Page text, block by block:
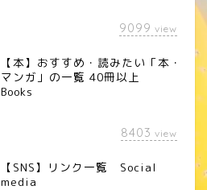
9099 view
【本】おすすめ・読みたい「本・
マンガ」の一覧 40冊以上
Books
8403 view
【SNS】リンク一覧 Social
media